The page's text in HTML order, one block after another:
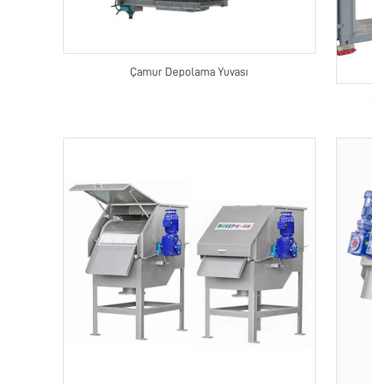
Çamur Depolama Yuvası